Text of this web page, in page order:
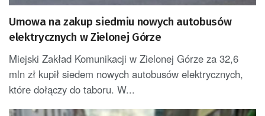
Umowa na zakup siedmiu nowych autobusów
elektrycznych w Zielonej Górze
Miejski Zakład Komunikacji w Zielonej Górze za 32,6
mln zł kupił siedem nowych autobusów elektrycznych,
które dołączy do taboru. W...